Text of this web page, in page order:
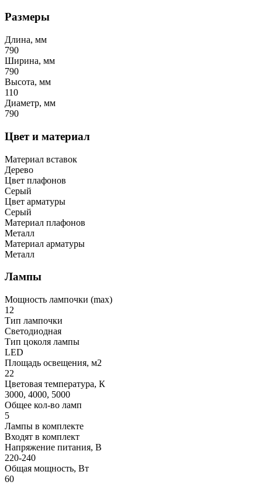
Размеры
Длина, мм
790
Ширина, мм
790
Высота, мм
110
Диаметр, мм
790
Цвет и материал
Материал вставок
Дерево
Цвет плафонов
Серый
Цвет арматуры
Серый
Материал плафонов
Металл
Материал арматуры
Металл
Лампы
Мощность лампочки (max)
12
Тип лампочки
Светодиодная
Тип цоколя лампы
LED
Площадь освещения, м2
22
Цветовая температура, К
3000, 4000, 5000
Общее кол-во ламп
5
Лампы в комплекте
Входят в комплект
Напряжение питания, В
220-240
Общая мощность, Вт
60